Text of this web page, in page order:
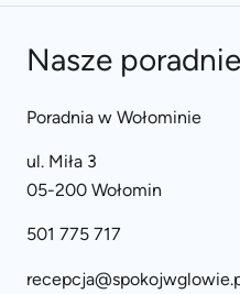
Nasze poradnie
Poradnia w Wołominie
ul. Miła 3
05-200 Wołomin
501 775 717